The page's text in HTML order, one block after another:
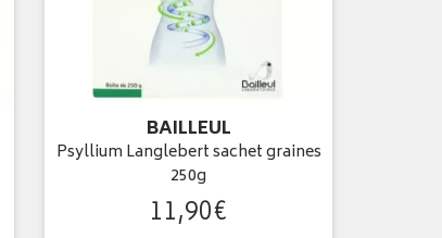
BAILLEUL
Psyllium Langlebert sachet graines
250g
11,90€